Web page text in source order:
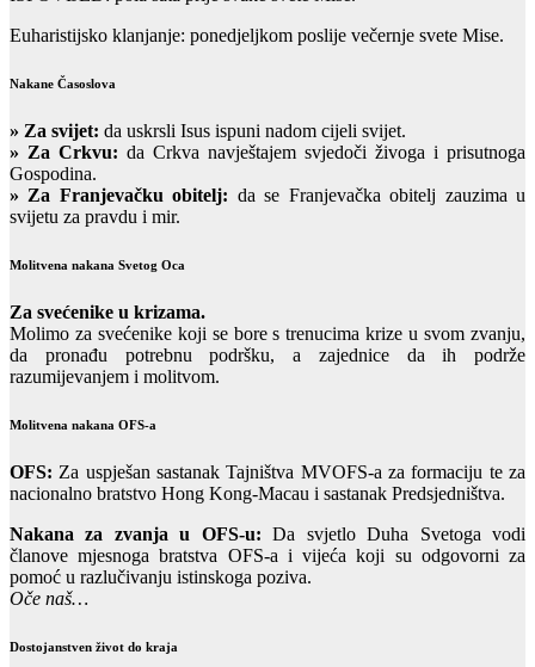
Euharistijsko klanjanje: ponedjeljkom poslije večernje svete Mise.
Nakane Časoslova
» Za svijet: da uskrsli Isus ispuni nadom cijeli svijet.
» Za Crkvu: da Crkva navještajem svjedoči živoga i prisutnoga
Gospodina.
» Za Franjevačku obitelj: da se Franjevačka obitelj zauzima u
svijetu za pravdu i mir.
Molitvena nakana Svetog Oca
Za svećenike u krizama.
Molimo za svećenike koji se bore s trenucima krize u svom zvanju,
da pronađu potrebnu podršku, a zajednice da ih podrže
razumijevanjem i molitvom.
Molitvena nakana OFS-a
OFS: Za uspješan sastanak Tajništva MVOFS-a za formaciju te za
nacionalno bratstvo Hong Kong-Macau i sastanak Predsjedništva.
Nakana za zvanja u OFS-u: Da svjetlo Duha Svetoga vodi
članove mjesnoga bratstva OFS-a i vijeća koji su odgovorni za
pomoć u razlučivanju istinskoga poziva.
Oče naš…
Dostojanstven život do kraja